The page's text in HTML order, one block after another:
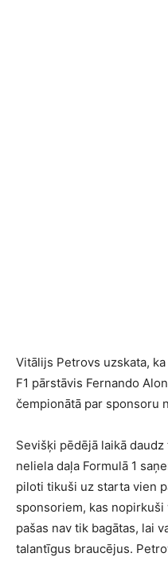
Vitālijs Petrovs uzskata,
F1 pārstāvis Fernando
čempionātā par sponsoru
Sevišķi pēdējā laikā
neliela daļa Formulā 1
piloti tikuši uz starta vien
sponsoriem, kas nopirkuši
pašas nav tik bagātas, lai
talantīgus braucējus.